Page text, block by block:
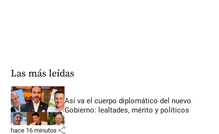
Las más leídas
Así va el cuerpo diplomático del nuevo
Gobierno: lealtades, mérito y políticos
hace 16 minutos share